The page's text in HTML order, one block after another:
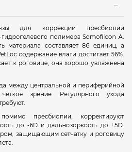
для коррекции пресбиопии
полимера Somofilcon A.
материала составляет 86 единиц, а
содержание влаги достигает 56%.
к роговице, она хорошо увлажнена
между центральной и периферийной
зрение. Регулярного ухода
пресбиопии, корректируют
до -6D и дальнозоркость до +5D.
защищающим сетчатку и роговицу